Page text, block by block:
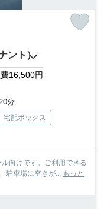
ント）
16,500円
分
宅配ボックス
向けです。ご利用できる
駐車場に空きが...
もっと